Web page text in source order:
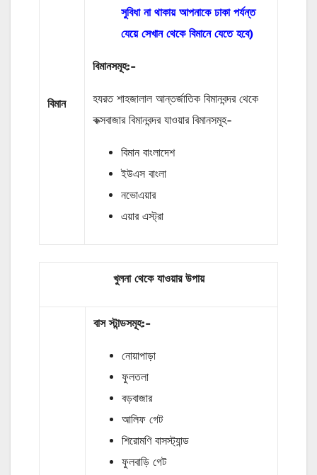
বিমান
সুবিধা না থাকায় আপনাকে ঢাকা পর্যন্ত
যেয়ে সেখান থেকে বিমানে যেতে হবে)
বিমানসমূহ:-
হযরত শাহজালাল আন্তর্জাতিক বিমানবন্দর থেকে
কক্সবাজার বিমানবন্দর যাওয়ার বিমানসমূহ-
বিমান বাংলাদেশ
ইউএস বাংলা
নভোএয়ার
এয়ার এস্ট্রা
খুলনা থেকে যাওয়ার উপায়
বাস স্টান্ডসমূহ:-
নোয়াপাড়া
ফুলতলা
বড়বাজার
আলিফ গেট
শিরোমণি বাসস্ট্যান্ড
ফুলবাড়ি গেট